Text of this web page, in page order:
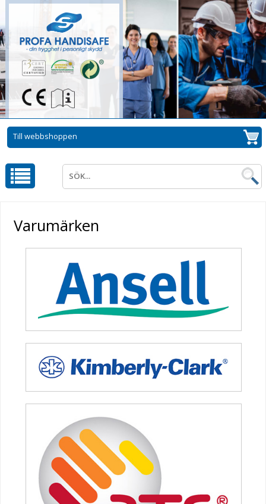
Till webbshoppen
Varumärken